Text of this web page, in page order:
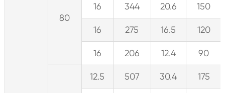
80
16 344 20.6 150
16 275 16.5 120
16 206 12.4 90
12.5 507 30.4 175